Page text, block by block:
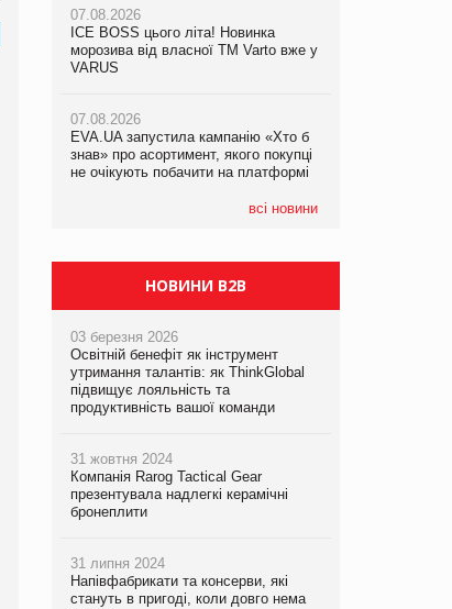
07.08.2026
ICE BOSS цього літа! Новинка
морозива від власної ТМ Varto вже у
VARUS
07.08.2026
EVA.UA запустила кампанію «Хто б
знав» про асортимент, якого покупці
не очікують побачити на платформі
всі новини
07.08.2026
ICE BOSS цього літа! Новинка
морозива від власної ТМ Varto вже у
VARUS
07.08.2026
EVA.UA запустила кампанію «Хто б
знав» про асортимент, якого покупці
не очікують побачити на платформі
07.08.2026
Франція заборонила рекламні дзвінки
НОВИНИ B2B
03 березня 2026
Освітній бенефіт як інструмент
утримання талантів: як ThinkGlobal
підвищує лояльність та
продуктивність вашої команди
31 жовтня 2024
Компанія Rarog Tactical Gear
презентувала надлегкі керамічні
бронеплити
31 липня 2024
Напівфабрикати та консерви, які
стануть в пригоді, коли довго нема